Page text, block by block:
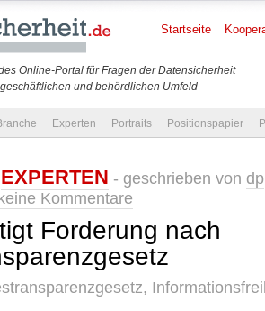
Online-Portal für Fragen der Datensicherheit
und behördlichen Umfeld
Startseite
Experten Portraits Positionspapier
EXPERTEN - geschrieben von dp
Kommentare
Forderung nach
,